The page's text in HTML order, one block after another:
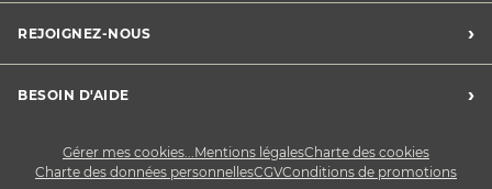
Charte des données personnelles
CGV
Conditions de promotions
Midas France
Développement durable
REJOIGNEZ-NOUS ›
Devenez franchisé
BESOIN D'AIDE ›
Gérer mes cookies...Mentions légalesCharte des cookies
Charte des données personnellesCGVConditions de promotions